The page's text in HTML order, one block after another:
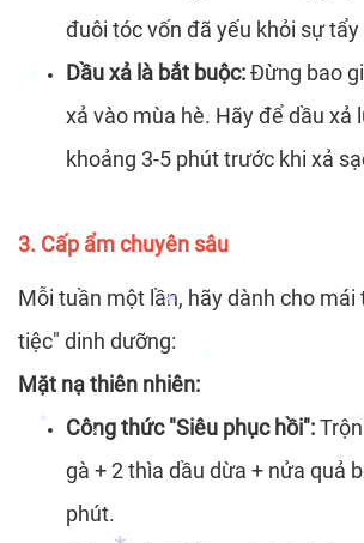
*
*
* *
*
đuôi tóc vốn đã yếu khỏi sự
Dầu xả là bắt buộc:Đừng bao
xả vào mùa hè. Hãy để dầu xả
khoảng 3-5 phút trước khi xả
3. Cấp ẩm chuyên sâu
Mỗi tuần một lần, hãy dành cho mái
tiệc" dinh dưỡng:
Mặt nạ thiên nhiên:
Công thức "Siêu phục hồi":
gà + 2 thìa dầu dừa + nửa quả
phút.